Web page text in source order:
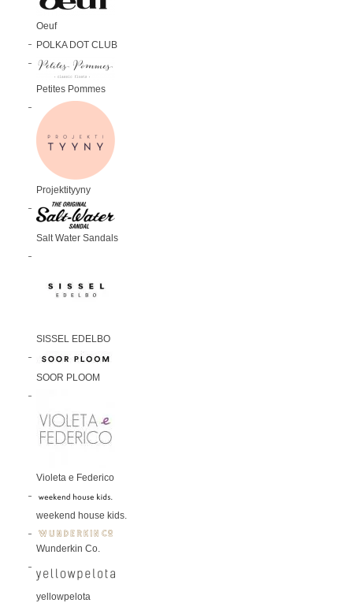
Oeuf
POLKA DOT CLUB
Petites Pommes
Projektityyny
Salt Water Sandals
SISSEL EDELBO
SOOR PLOOM
Violeta e Federico
weekend house kids.
Wunderkin Co.
yellowpelota